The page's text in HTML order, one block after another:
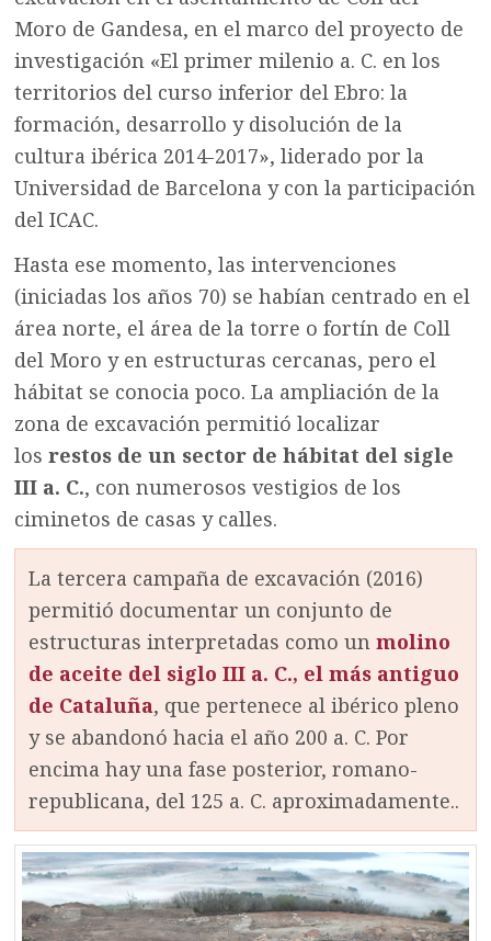
Moro de Gandesa, en el marco del proyecto de
investigación «El primer milenio a. C. en los
territorios del curso inferior del Ebro: la
formación, desarrollo y disolución de la
cultura ibérica 2014-2017», liderado por la
Universidad de Barcelona y con la participación
del ICAC.
Hasta ese momento, las intervenciones
(iniciadas los años 70) se habían centrado en el
área norte, el área de la torre o fortín de Coll
del Moro y en estructuras cercanas, pero el
hábitat se conocia poco. La ampliación de la
zona de excavación permitió localizar
losrestos de un sector de hábitat del sigle
III a. C., con numerosos vestigios de los
ciminetos de casas y calles.
La tercera campaña de excavación (2016)
permitió documentar un conjunto de
estructuras interpretadas como unmolino
de aceite del siglo III a. C., el más antiguo
de Cataluña, que pertenece al ibérico pleno
y se abandonó hacia el año 200 a. C. Por
encima hay una fase posterior, romano-
republicana, del 125 a. C. aproximadamente..